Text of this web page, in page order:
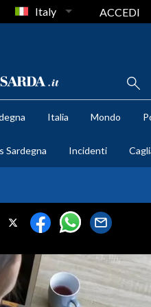
Italy ACCEDI
Italia Mondo
Sardegna Incidenti